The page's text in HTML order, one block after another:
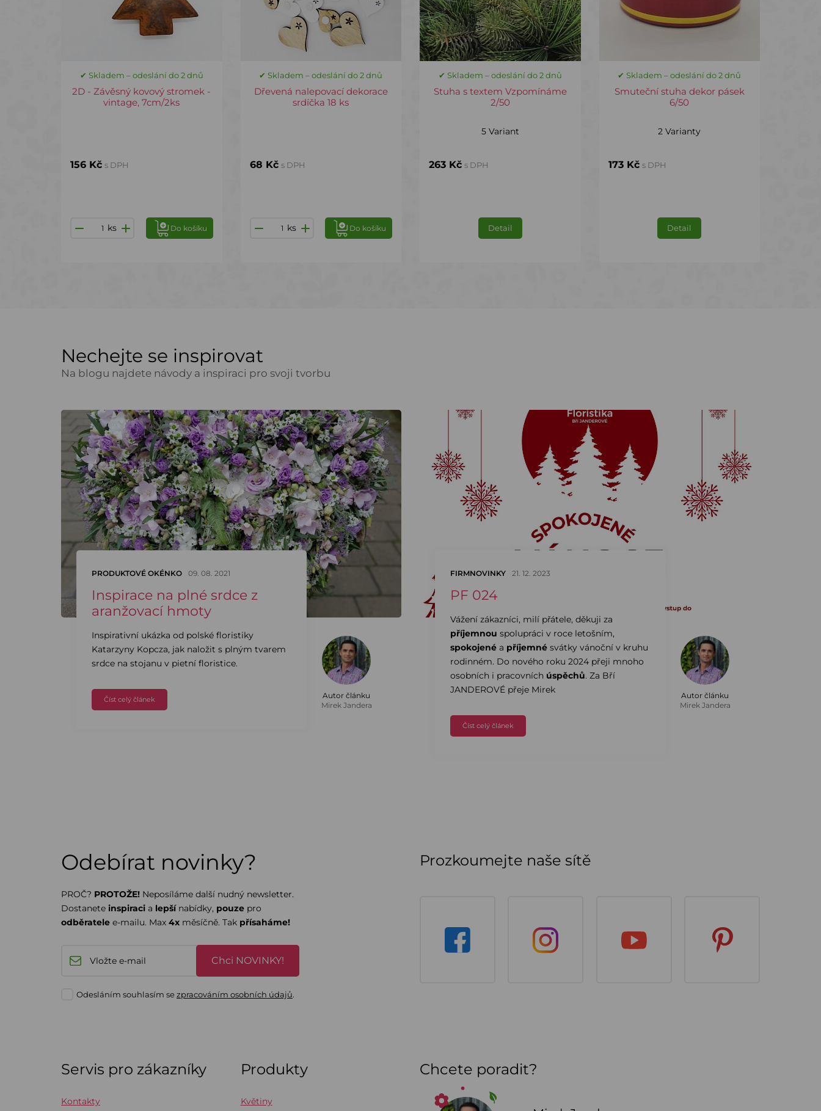
✔ Skladem – odeslání do 2 dnů
2D - Závěsný kovový stromek -
vintage, 7cm/2ks
156 Kč s DPH
ks Do košíku
✔ Skladem – odeslání do 2 dnů
Dřevená nalepovací dekorace
srdíčka 18 ks
68 Kč s DPH
ks Do košíku
✔ Skladem – odeslání do 2 dnů
Stuha s textem Vzpomínáme
2/50
5 Variant
263 Kč s DPH
Detail
✔ Skladem – odeslání do 2 dnů
Smuteční stuha dekor pásek
6/50
2 Varianty
173 Kč s DPH
Detail
Nechejte se inspirovat
Na blogu najdete návody a inspiraci pro svoji tvorbu
PRODUKTOVÉ OKÉNKO 09. 08. 2021
Inspirace na plné srdce z
aranžovací hmoty
Inspirativní ukázka od polské floristiky
Katarzyny Kopcza, jak naložit s plným tvarem
srdce na stojanu v pietní floristice.
Číst celý článek
Autor článku
Mirek Jandera
FIRMNOVINKY 21. 12. 2023
PF 024
Vážení zákazníci, milí přátele, děkuji za
příjemnou spolupráci v roce letošním,
spokojené a příjemné svátky vánoční v kruhu
rodinném. Do nového roku 2024 přeji mnoho
osobních i pracovních úspěchů. Za Bří
JANDEROVÉ přeje Mirek
Číst celý článek
Autor článku
Mirek Jandera
Odebírat novinky?
PROČ? PROTOŽE! Neposíláme další nudný newsletter.
Dostanete inspiraci a lepšínabídky, pouze pro
odběratele e-mailu. Max 4x měsíčně. Tak přísaháme!
Chci NOVINKY!
Odesláním souhlasím sezpracováním osobních údajů.
Prozkoumejte naše sítě
Servis pro zákazníky
Kontakty
Produkty
Květiny
Chcete poradit?